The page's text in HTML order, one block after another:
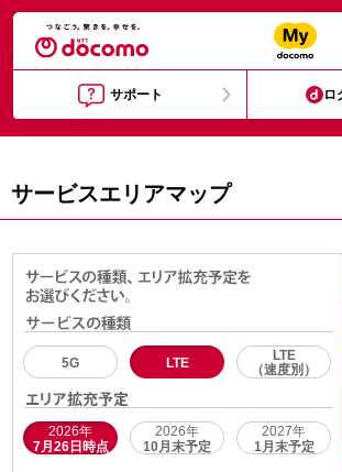
サポート ロ
サービスエリアマップ
5G LTE
LTE
（速度別）
2026年
7月26日時点
2026年
10月末予定
2027年
1月末予定